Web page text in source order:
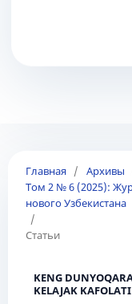
Главная / Архивы
Том 2 № 6 (2025):
нового Узбекистана
/
Статьи
KENG
KELAJAK KAFOLATI